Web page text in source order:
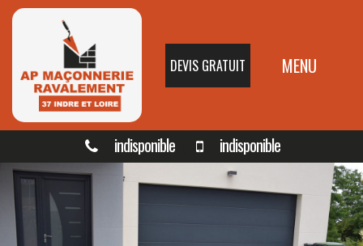
DEVIS GRATUIT MENU
indisponible indisponible